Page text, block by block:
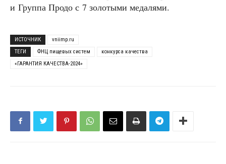
и Группа Продо с 7 золотыми медалями.
ИСТОЧНИК
vniimp.ru
ТЕГИ
ФНЦ пищевых систем
конкурса качества
«ГАРАНТИЯ КАЧЕСТВА-2024»